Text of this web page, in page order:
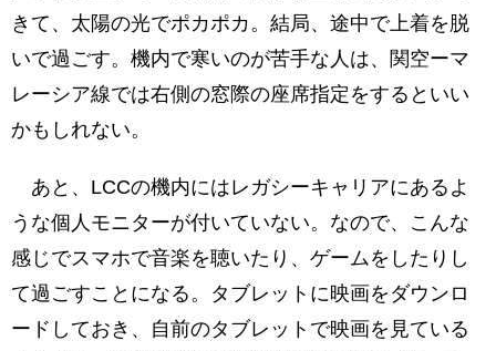
きて、太陽の光でポカポカ。結局、途中で上着を脱
いで過ごす。機内で寒いのが苦手な人は、関空ーマ
レーシア線では右側の窓際の座席指定をするといい
かもしれない。
あと、LCCの機内にはレガシーキャリアにあるよ
うな個人モニターが付いていない。なので、こんな
感じでスマホで音楽を聴いたり、ゲームをしたりし
て過ごすことになる。タブレットに映画をダウンロ
ードしておき、自前のタブレットで映画を見ている